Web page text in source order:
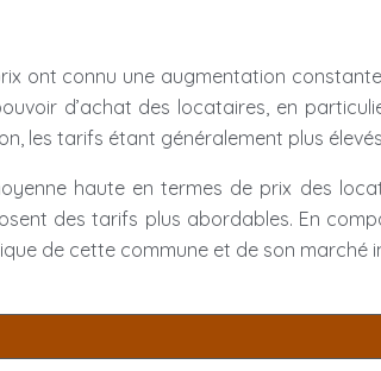
ont connu une augmentation
d’achat des locataires, en
les tarifs étant généralement plus
haute en termes de prix des
des tarifs plus abordables. En
de cette commune et de son marché